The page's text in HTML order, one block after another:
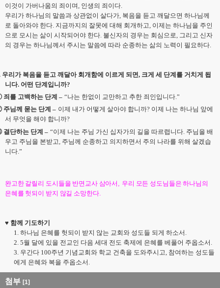
이것이 가버나움의 죄이며 인생의 죄이다
우리가 하나님의 말씀과 상관없이 살다가 복음을 듣고 깨달으면 하나님께
로 돌아와야 한다 지금까지의 잘못에 대해 회개하고 이제는 하나님을 주인
으로 모시는 삶이 시작되어야 한다 불신자의 경우는 회심으로
그리고 신자
의 경우는 하나님께서 주시는 말씀에 따라 순종하는 삶의 노력이 필요하다
우리가 복음을 듣고 깨달아 회개함에 이르게 되면, 크게 세 단계를 거치게 됩
니다. 어떤 단계입니까?
죄를 고백하는 단계 – “나는 한없이 교만하고 추한 죄인입니다.”
주님께 묻는 단계 – 이제 내가 어떻게 살아야 합니까? 이제 나는 하나님 앞에
서 무엇을 해야 합니까?
결단하는 단계 – “이제 나는 주님 가신 십자가의 길을 따르렵니다. 주님을 배
우고 주님을 본받고 주님께 순종하고 의지하면서 주의 나라를 위해 살겠습
니다 .”
완고한 갈릴리 도시들을 반면교사 삼아서
우리 모든 성도님들은 하나님의
은혜를 헛되이 받지 않길 소망한다.
♥ 함께 기도하기
1. 하나님 은혜를 헛되이 받지 않는 교회와 성도들 되게 하소서
2. 5월 달에 있을 전교인 다음 세대 전도 축제에 은혜를 베풀어 주옵소서
3. 우간다 100주년 기념교회와 학교 건축을 도와주시고 참여하는 성도들
에게 은혜와 복을 주옵소서
첨부 [1]